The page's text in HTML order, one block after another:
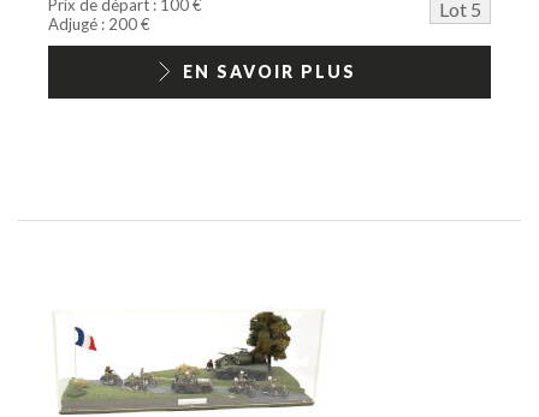
Prix de départ : 100 € Lot 5
Adjugé : 200 €
EN SAVOIR PLUS